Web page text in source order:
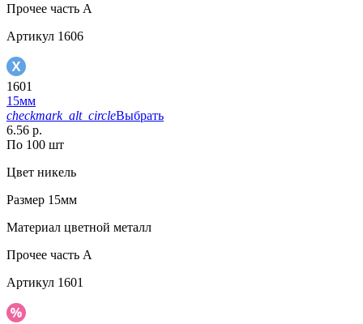
Прочее часть A
Артикул 1606
1601
15мм
checkmark_alt_circleВыбрать
6.56 р.
По 100 шт
Цвет никель
Размер 15мм
Материал цветной металл
Прочее часть A
Артикул 1601